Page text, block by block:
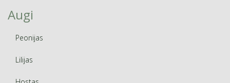
Augi
Peonijas
Lilijas